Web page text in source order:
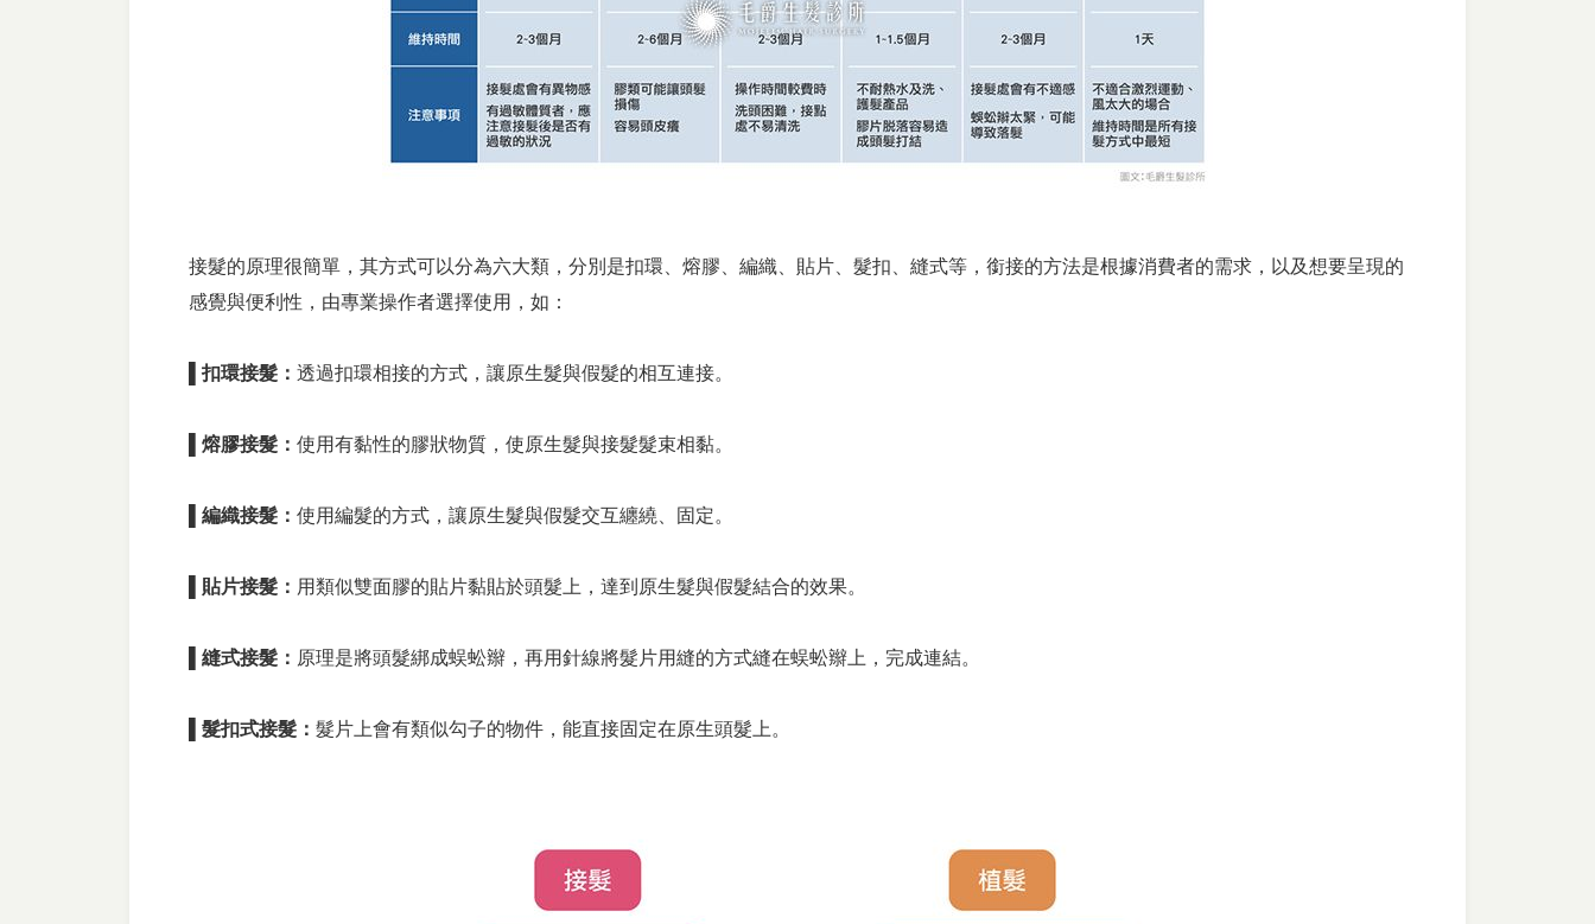
接髮的原理很簡單，其方式可以分為六大類，分別是扣環、熔膠、編織、貼片、髮扣、縫式等，銜接的方法是根據消費者的需求，以及想要呈現的
感覺與便利性，由專業操作者選擇使用，如：
▌扣環接髮： 透過扣環相接的方式，讓原生髮與假髮的相互連接。
▌熔膠接髮： 使用有黏性的膠狀物質，使原生髮與接髮髮束相黏。
▌編織接髮： 使用編髮的方式，讓原生髮與假髮交互纏繞、固定。
▌貼片接髮： 用類似雙面膠的貼片黏貼於頭髮上，達到原生髮與假髮結合的效果。
▌縫式接髮： 原理是將頭髮綁成蜈蚣辮，再用針線將髮片用縫的方式縫在蜈蚣辮上，完成連結。
▌髮扣式接髮： 髮片上會有類似勾子的物件，能直接固定在原生頭髮上。